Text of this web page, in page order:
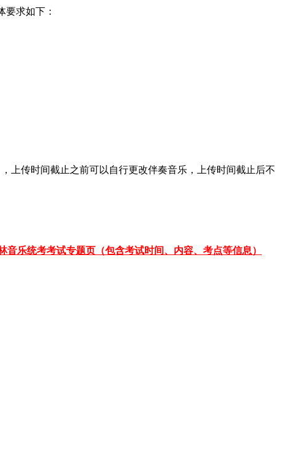
求如下：
上传时间截止之前可以自行更改伴奏音乐，上传时间截止后不
音乐统考考试专题页（包含考试时间、内容、考点等信息）